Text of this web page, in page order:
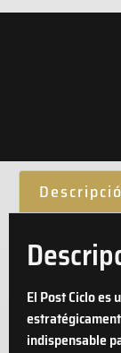
El Post Ciclo
indispensable